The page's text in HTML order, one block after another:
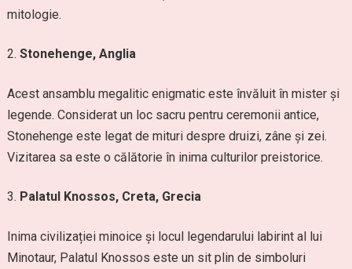
mitologie.
Stonehenge, Anglia
Acest ansamblu megalitic enigmatic este învăluit în mister și
legende. Considerat un loc sacru pentru ceremonii antice,
Stonehenge este legat de mituri despre druizi, zâne și zei.
Vizitarea sa este o călătorie în inima culturilor preistorice.
Palatul Knossos, Creta, Grecia
Inima civilizației minoice și locul legendarului labirint al lui
Minotaur, Palatul Knossos este un sit plin de simboluri